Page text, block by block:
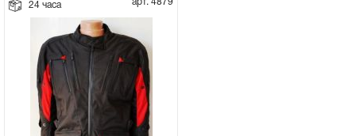
Навесное и запчасти к нему
24 часа арт. 4879